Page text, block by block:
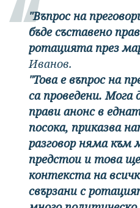
"Въпрос на
бъде съставено
ротацията през
Иванов.
"Това е въпрос на
са проведени. Мога
прави анонс в
посока, приказва
разговор няма към
предстои и това
контекста на
свързани с